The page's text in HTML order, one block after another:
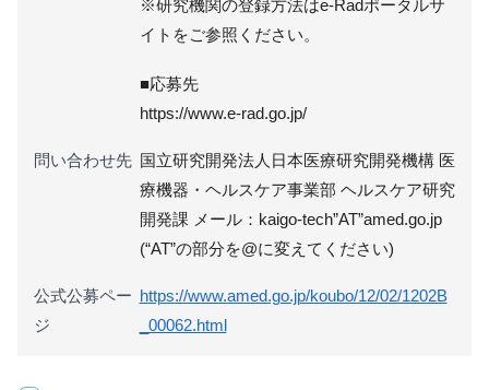
※研究機関の登録方法はe-Radポータルサ
イトをご参照ください。
■応募先
https://www.e-rad.go.jp/
問い合わせ先 国立研究開発法人日本医療研究開発機構 医
療機器・ヘルスケア事業部 ヘルスケア研究
開発課 メール：kaigo-tech”AT”amed.go.jp
(“AT”の部分を@に変えてください)
公式公募ペー
ジ
https://www.amed.go.jp/koubo/12/02/1202B
_00062.html